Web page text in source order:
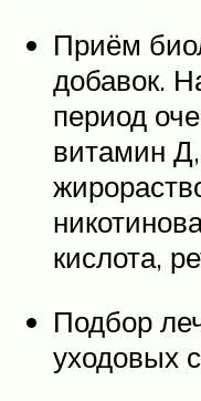
Приём
добавок.
период
витамин
кислота,
Подбор
уходовых